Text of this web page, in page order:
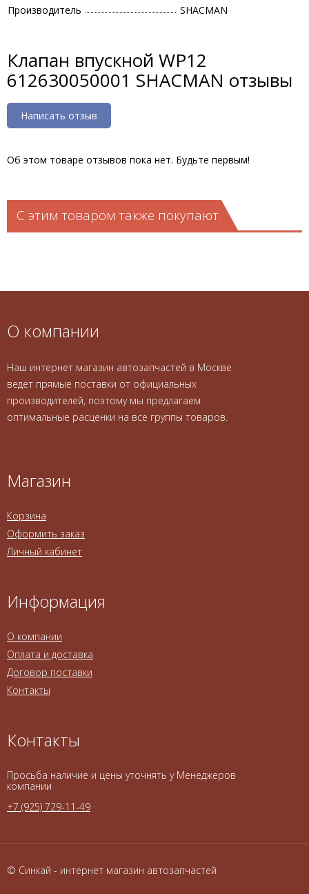
Производитель SHACMAN
Клапан впускной WP12
612630050001 SHACMAN отзывы
Написать отзыв
Об этом товаре отзывов пока нет. Будьте первым!
С этим товаром также покупают
О компании
Наш интернет магазин автозапчастей в Москве
ведет прямые поставки от официальных
производителей, поэтому мы предлагаем
оптимальные расценки на все группы товаров.
Магазин
Корзина
Оформить заказ
Личный кабинет
Информация
О компании
Оплата и доставка
Договор поставки
Контакты
Контакты
Просьба наличие и цены уточнять у Менеджеров
компании
+7 (925) 729-11-49
© Синкай - интернет магазин автозапчастей